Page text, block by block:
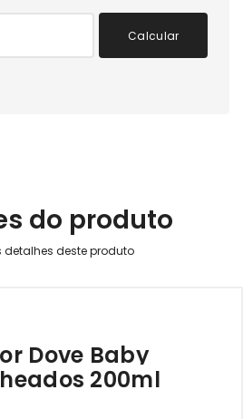
Calcular
do produto
Dove Baby
200ml